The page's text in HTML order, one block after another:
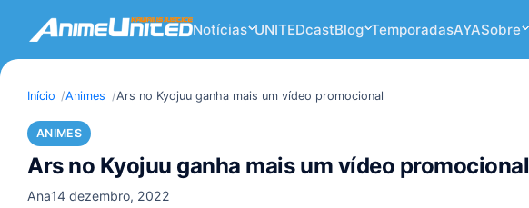
Notícias UNITEDcastBlog TemporadasAYASobre
Início Animes Ars no Kyojuu ganha mais um vídeo promocional
ANIMES
Ars no Kyojuu ganha mais um vídeo promocional
Ana14 dezembro, 2022